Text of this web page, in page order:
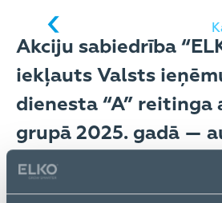
Akciju sabiedrība
iekļauts Valsts
dienesta “A” reitinga
grupā 2025. gadā —
novērtējums, ko VID
uzņēmumiem par